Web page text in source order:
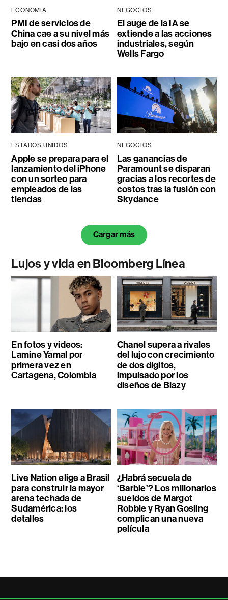
ECONOMÍA
PMI de servicios de
China cae a su nivel más
bajo en casi dos años
NEGOCIOS
El auge de la IA se
extiende a las acciones
industriales, según
Wells Fargo
ESTADOS UNIDOS
Apple se prepara para el
lanzamiento del iPhone
con un sorteo para
empleados de las
tiendas
NEGOCIOS
Las ganancias de
Paramount se disparan
gracias a los recortes de
costos tras la fusión con
Skydance
Cargar más
Lujos y vida en Bloomberg Línea
En fotos y videos:
Lamine Yamal por
primera vez en
Cartagena, Colombia
Chanel supera a rivales
del lujo con crecimiento
de dos dígitos,
impulsado por los
diseños de Blazy
Live Nation elige a Brasil
para construir la mayor
arena techada de
Sudamérica: los
detalles
¿Habrá secuela de
‘Barbie’? Los millonarios
sueldos de Margot
Robbie y Ryan Gosling
complican una nueva
película